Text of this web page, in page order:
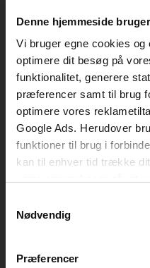
Denne hjemmeside
Vi bruger egne cookies
optimere dit besøg på
funktionalitet, generere
præferencer samt til brug
optimere vores
Google Ads. Herudover
funktioner til brug i
kan til enhver tid trække
tilbagetrækker et samtykke.
Nødvendig
Præferencer
1120 København K
CVR 76351910
Kontakt kundeservice
Mandag-fredag: kl. 10-15
+45 70 23 40 80
info@akademisk.dk
Mandag-fredag: kl. 8-16